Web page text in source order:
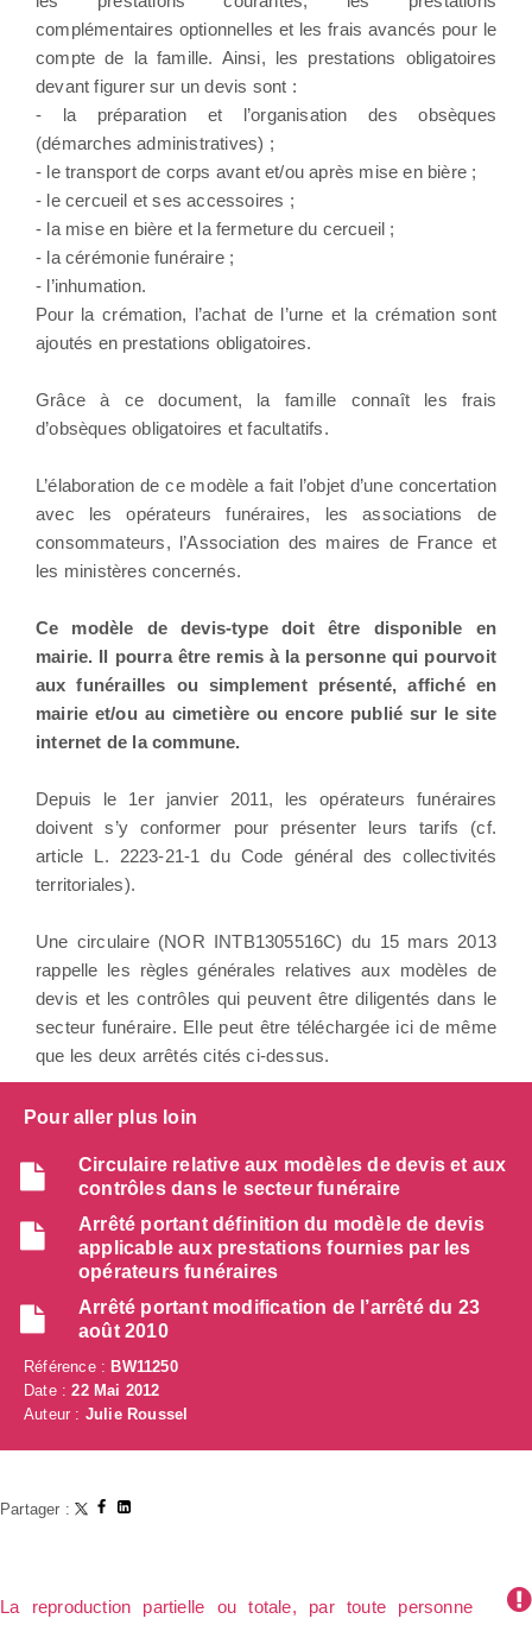
complémentaires optionnelles et les frais avancés pour le
compte de la famille. Ainsi, les prestations obligatoires
devant figurer sur un devis sont :
- la préparation et l’organisation des obsèques
(démarches administratives) ;
- le transport de corps avant et/ou après mise en bière ;
- le cercueil et ses accessoires ;
- la mise en bière et la fermeture du cercueil ;
- la cérémonie funéraire ;
- l’inhumation.
Pour la crémation, l’achat de l’urne et la crémation sont
ajoutés en prestations obligatoires.
Grâce à ce document, la famille connaît les frais
d’obsèques obligatoires et facultatifs.
L’élaboration de ce modèle a fait l’objet d’une concertation
avec les opérateurs funéraires, les associations de
consommateurs, l’Association des maires de France et
les ministères concernés.
Ce modèle de devis-type doit être disponible en
mairie. Il pourra être remis à la personne qui pourvoit
aux funérailles ou simplement présenté, affiché en
mairie et/ou au cimetière ou encore publié sur le site
internet de la commune.
Depuis le 1er janvier 2011, les opérateurs funéraires
doivent s’y conformer pour présenter leurs tarifs (cf.
article L. 2223-21-1 du Code général des collectivités
territoriales).
Une circulaire (NOR INTB1305516C) du 15 mars 2013
rappelle les règles générales relatives aux modèles de
devis et les contrôles qui peuvent être diligentés dans le
secteur funéraire. Elle peut être téléchargée ici de même
que les deux arrêtés cités ci-dessus.
Pour aller plus loin
Circulaire relative aux modèles de devis et aux
contrôles dans le secteur funéraire
Arrêté portant définition du modèle de devis
applicable aux prestations fournies par les
opérateurs funéraires
Arrêté portant modification de l’arrêté du 23
août 2010
Référence : BW11250
Date :22 Mai 2012
Auteur : Julie Roussel
Partager :
La reproduction partielle ou totale, par toute personne